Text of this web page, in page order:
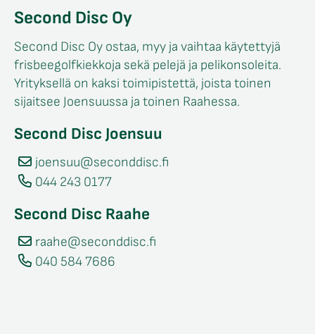
Second Disc Oy
Second Disc Oy ostaa, myy ja vaihtaa käytettyjä
frisbeegolfkiekkoja sekä pelejä ja pelikonsoleita.
Yrityksellä on kaksi toimipistettä, joista toinen
sijaitsee Joensuussa ja toinen Raahessa.
Second Disc Joensuu
joensuu@seconddisc.fi
044 243 0177
Second Disc Raahe
raahe@seconddisc.fi
040 584 7686